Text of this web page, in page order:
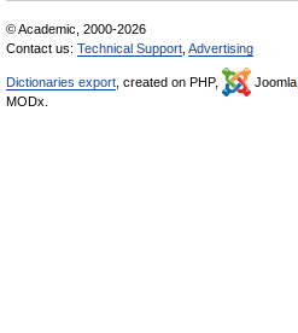
© Academic, 2000-2026
Contact us: Technical Support Advertising
Dictionaries export , created on PHP, Joomla,
MODx.